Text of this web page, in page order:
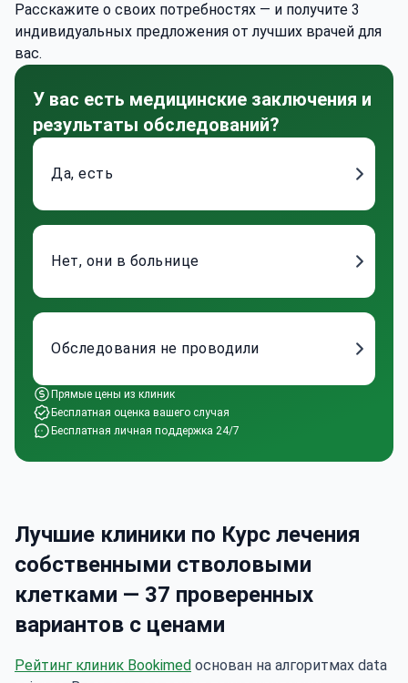
Расскажите о своих потребностях — и получите 3
индивидуальных предложения от лучших врачей для
вас.
У вас есть медицинские заключения и
результаты обследований?
Да, есть
Нет, они в больнице
Обследования не проводили
Прямые цены из клиник
Бесплатная оценка вашего случая
Бесплатная личная поддержка 24/7
Лучшие клиники по Курс лечения
собственными стволовыми
клетками — 37 проверенных
вариантов с ценами
Рейтинг клиник Bookimed основан на алгоритмах data